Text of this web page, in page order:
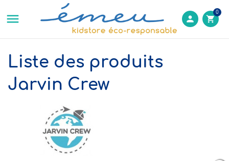
 person shopping_cart
0
Liste des produits
Jarvin Crew